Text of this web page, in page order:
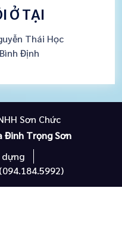
Ở TẠI
Thái Học
Định
Sơn Chức
Đinh Trọng Sơn
dựng